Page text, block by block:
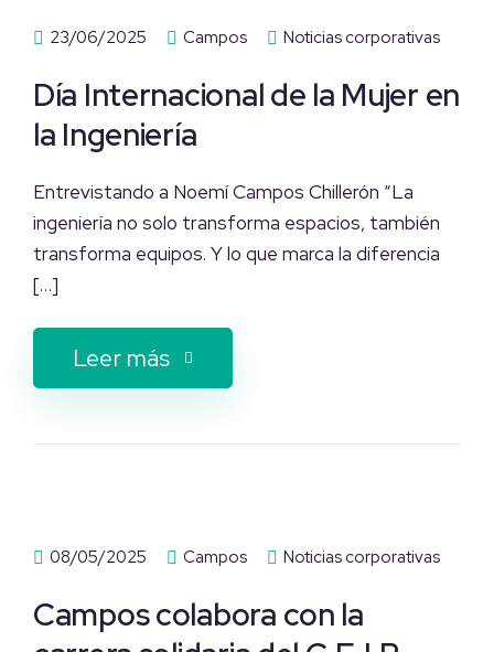
23/06/2025 Campos Noticias corporativas
Día Internacional de la Mujer en
la Ingeniería
Entrevistando a Noemí Campos Chillerón “La
ingeniería no solo transforma espacios, también
transforma equipos. Y lo que marca la diferencia
[…]
Leer más
08/05/2025 Campos Noticias corporativas
Campos colabora con la